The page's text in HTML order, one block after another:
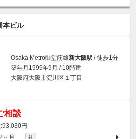
本ビル
Osaka Metro御堂筋線新大阪駅 / 徒歩1分
築年月1999年9月 / 10階建
大阪府大阪市淀川区１丁目
相談
93,030円
ヶ月 礼